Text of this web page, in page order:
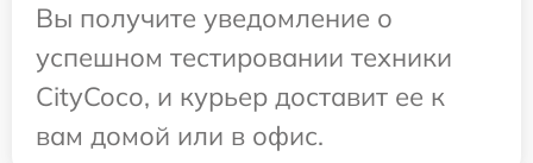
Вы получите уведомление о
успешном тестировании техники
CityCoco, и курьер доставит ее к
вам домой или в офис.